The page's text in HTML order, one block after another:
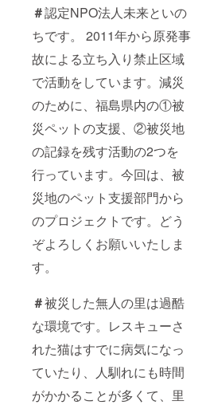
＃認定NPO法人未来といの
ちです。 2011年から原発事
故による立ち入り禁止区域
で活動をしています。減災
のために、福島県内の①被
災ペットの支援、②被災地
の記録を残す活動の2つを
行っています。今回は、被
災地のペット支援部門から
のプロジェクトです。どう
ぞよろしくお願いいたしま
す。
＃被災した無人の里は過酷
な環境です。レスキューさ
れた猫はすでに病気になっ
ていたり、人馴れにも時間
がかかることが多くて、里